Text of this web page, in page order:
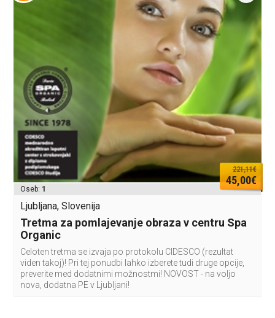
221,11€
45,00€
Oseb: 1
Ljubljana, Slovenija
Tretma za pomlajevanje obraza v centru Spa
Organic
Celoten tretma se izvaja po protokolu CIDESCO (rezultat
viden takoj)! Pri tej ponudbi lahko izberete tudi druge opcije,
preverite med dodatnimi možnostmi! NOVOST - na voljo
nova, dodatna PE v Ljubljani!